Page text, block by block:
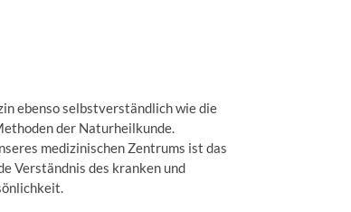
ebenso selbstverständlich wie die
der Naturheilkunde.
medizinischen Zentrums ist das
Verständnis des kranken und